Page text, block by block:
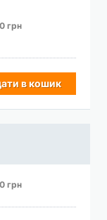
грн
в кошик
грн